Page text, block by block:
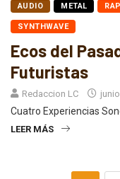
AUDIO METAL
SYNTHWAVE
Ecos del
Futuristas
Redaccion LC
Cuatro Experiencias
LEER MÁS